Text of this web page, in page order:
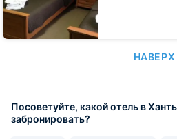
НАВЕРХ
Посоветуйте, какой отель в
забронировать?